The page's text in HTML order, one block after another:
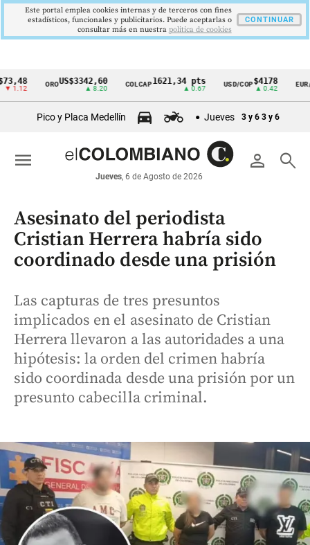
Cintillo
económicos
Colombia
ORO US$3342,60 COLCAP1621,34 pts USD/COP$4178
▲ 0.42
EUR/COP
▼
Pico y Placa Medellín Jueves 3 y 6 3 y 6
person search
Jueves, 6 de Agosto de 2026
menu
Asesinato del periodista
Cristian Herrera habría sido
coordinado desde una prisión
Las capturas de tres presuntos
implicados en el asesinato de Cristian
Herrera llevaron a las autoridades a una
hipótesis: la orden del crimen habría
sido coordinada desde una prisión por un
presunto cabecilla criminal.
Este portal emplea cookies internas y de terceros con fines
estadísticos, funcionales y publicitarios. Puede aceptarlas o
consultar más en nuestra politica de cookies
CONTINUAR